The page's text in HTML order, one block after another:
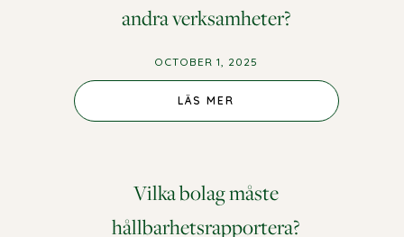
andra verksamheter?
OCTOBER 1, 2025
LÄS MER
Vilka bolag måste
hållbarhetsrapportera?